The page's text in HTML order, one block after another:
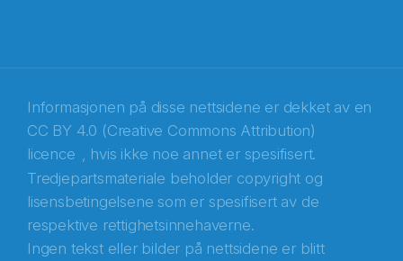
Informasjonen på disse nettsidene er dekket av en
CC BY 4.0 (Creative Commons Attribution)
licence , hvis ikke noe annet er spesifisert.
Tredjepartsmateriale beholder copyright og
lisensbetingelsene som er spesifisert av de
respektive rettighetsinnehaverne.
Ingen tekst eller bilder på nettsidene er blitt
Abonnér på nyhetsbrevene fra Norecopa
E-post*